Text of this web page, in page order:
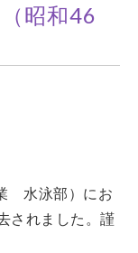
昭和46
水泳部）にお
されました。謹